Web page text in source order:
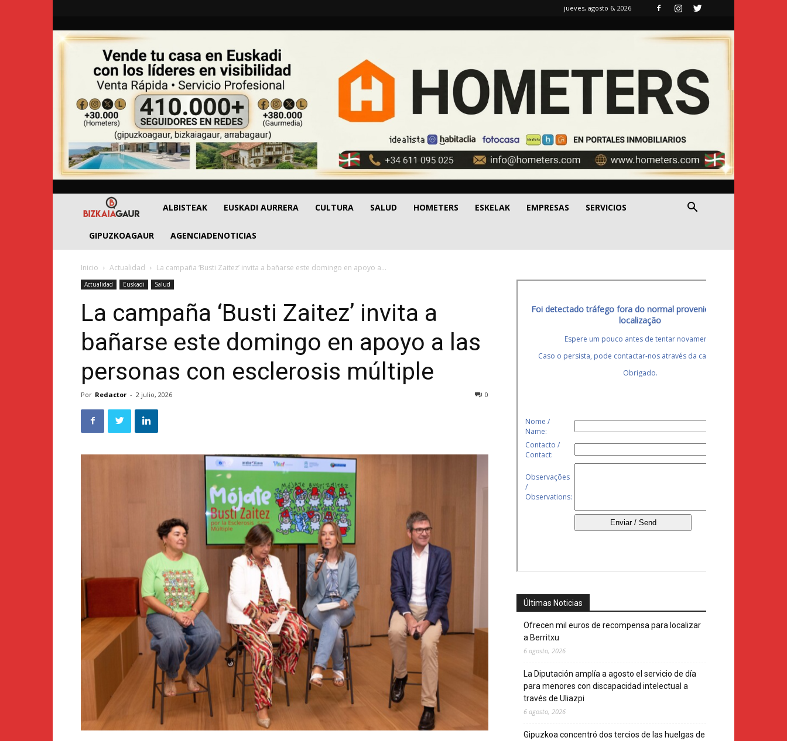
jueves, agosto 6, 2026
BizkaiaGaur
ALBISTEAK EUSKADI AURRERA CULTURA SALUD HOMETERS ESKELAK EMPRESAS SERVICIOS
GIPUZKOAGAUR AGENCIADENOTICIAS
Inicio Actualidad La campaña ‘Busti Zaitez’ invita a bañarse este domingo en apoyo a...
Actualidad Euskadi Salud
La campaña ‘Busti Zaitez’ invita a
bañarse este domingo en apoyo a las
personas con esclerosis múltiple
Por Redactor - 2 julio, 2026 0
Últimas Noticias
Ofrecen mil euros de recompensa para localizar
a Berritxu
6 agosto, 2026
La Diputación amplía a agosto el servicio de día
para menores con discapacidad intelectual a
través de Uliazpi
6 agosto, 2026
Gipuzkoa concentró dos tercios de las huelgas de